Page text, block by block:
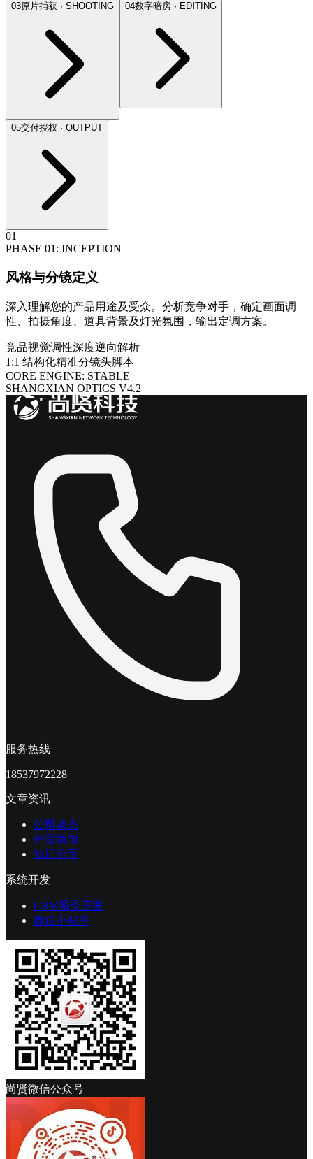
03原片捕获 · SHOOTING 04数字暗房 · EDITING
05交付授权 · OUTPUT
01
PHASE 01: INCEPTION
风格与分镜定义
深入理解您的产品用途及受众。分析竞争对手，确定画面调
性、拍摄角度、道具背景及灯光氛围，输出定调方案。
竞品视觉调性深度逆向解析
1:1 结构化精准分镜头脚本
CORE ENGINE: STABLE
SHANGXIAN OPTICS V4.2
服务热线
18537972228
文章资讯
公司动态
外贸新闻
知识分享
系统开发
CRM系统开发
微信小程序
尚贤微信公众号